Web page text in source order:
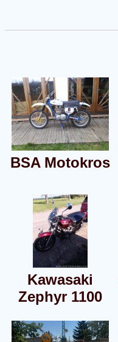
BSA Motokros
Kawasaki
Zephyr 1100